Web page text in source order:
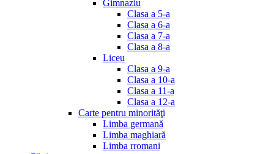
Gimnaziu
Clasa a 5-a
Clasa a 6-a
Clasa a 7-a
Clasa a 8-a
Liceu
Clasa a 9-a
Clasa a 10-a
Clasa a 11-a
Clasa a 12-a
Carte pentru minorităţi
Limba germană
Limba maghiară
Limba rromani